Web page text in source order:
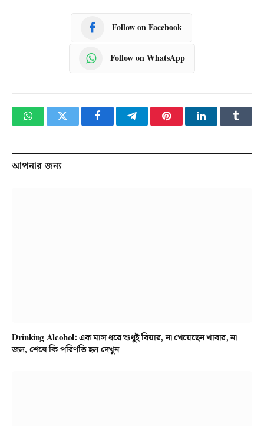
Follow on Facebook
Follow on WhatsApp
WhatsAppTwitter FacebookTelegramPinterestLinkedIn
আপনার জন্য
Drinking Alcohol: এক মাস ধরে শুধুই বিয়ার, না খেয়েছেন খাবার, না
জল, শেষে কি পরিণতি হল দেখুন